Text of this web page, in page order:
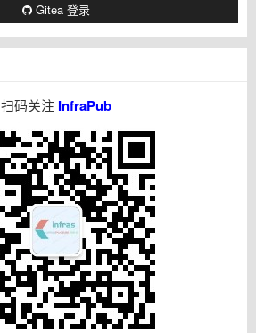
Gitea 登录
扫码关注 InfraPub